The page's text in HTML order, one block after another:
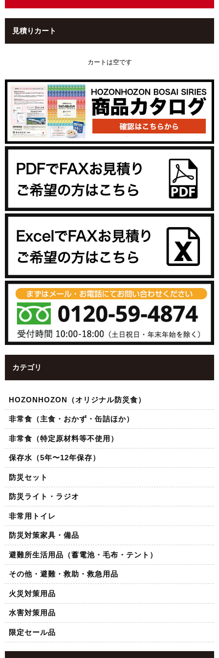
見積りカート
カートは空です
カテゴリ
HOZONHOZON（オリジナル防災食）
非常食（主食・おかず・缶詰ほか）
非常食（特定原材料等不使用）
保存水（5年〜12年保存）
防災セット
防災ライト・ラジオ
非常用トイレ
防災対策家具・備品
避難所生活用品（蓄電池・毛布・テント）
その他・避難・救助・救急用品
火災対策用品
水害対策用品
限定セール品